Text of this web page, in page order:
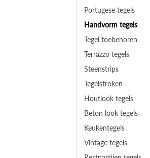
Portugese tegels
Handvorm tegels
Tegel toebehoren
Terrazzo tegels
Steenstrips
Tegelstroken
Houtlook tegels
Beton look tegels
Keukentegels
Vintage tegels